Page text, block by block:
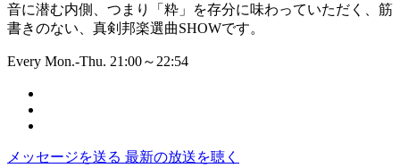
音に潜む内側、つまり「粋」を存分に味わっていただく、筋
書きのない、真剣邦楽選曲SHOWです。
Every Mon.-Thu. 21:00～22:54
メッセージを送る 最新の放送を聴く